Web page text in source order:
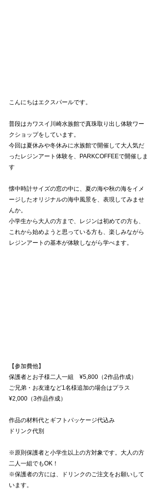
こんにちはエクスパールです。
普段はカワスイ川崎水族館で真珠取り出し体験ワー
クショップをしています。
今回は夏休みや冬休みに水族館で開催して大人気だ
ったレジンアート体験を、PARKCOFFEEで開催しま
す
懐中時計サイズの窓の中に、夏の海や秋の海をイメ
ージしたオリジナルの海中風景を、表現してみませ
んか。
小学生から大人の方まで、レジンは初めての方も、
これから始めようと思っている方も、楽しみながら
レジンアートの基本が体験しながら学べます。
【参加費他】
保護者とお子様二人一組　¥5,800（2作品作成）
ご兄弟・お友達など1名様追加の場合はプラス
¥2,000（3作品作成）
作品の材料代とギフトパッケージ代込み
ドリンク代別
※原則保護者と小学生以上の方対象です。大人の方
二人一組でもOK！
※保護者の方には、ドリンクのご注文をお願いして
います。